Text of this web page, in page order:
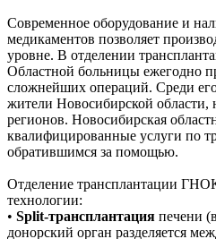
Современное оборудование и
медикаментов позволяет
уровне. В отделении
Областной больницы ежегодно
сложнейших операций. Среди
жители Новосибирской области,
регионов. Новосибирская
квалифицированные услуги по
обратившимся за помощью.
Отделение трансплантации
технологии:
• Split-трансплантация печени
донорский орган разделяется